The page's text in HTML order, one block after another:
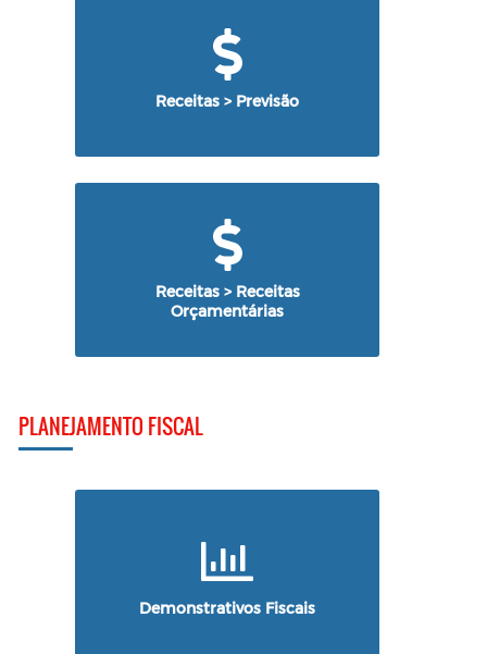
Receitas > Previsão
Receitas > Receitas
Orçamentárias
PLANEJAMENTO FISCAL
Demonstrativos Fiscais